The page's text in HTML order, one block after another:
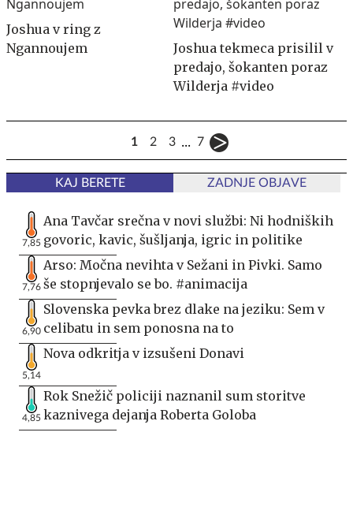
Joshua v ring z
Ngannoujem
Joshua tekmeca prisilil v
predajo, šokanten poraz
Wilderja #video
1 2 3 ... 7
KAJ BERETE ZADNJE OBJAVE
7,85
Ana Tavčar srečna v novi službi: Ni hodniških
govoric, kavic, šušljanja, igric in politike
7,76
Arso: Močna nevihta v Sežani in Pivki. Samo
še stopnjevalo se bo. #animacija
6,90
Slovenska pevka brez dlake na jeziku: Sem v
celibatu in sem ponosna na to
5,14
Nova odkritja v izsušeni Donavi
4,85
Rok Snežič policiji naznanil sum storitve
kaznivega dejanja Roberta Goloba